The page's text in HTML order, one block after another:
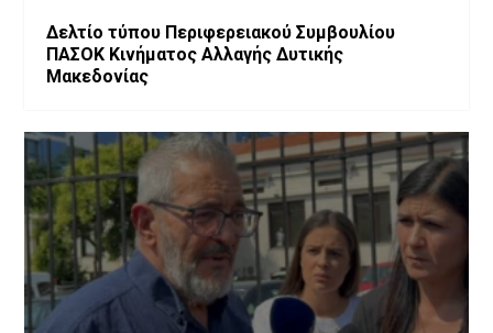
Δελτίο τύπου Περιφερειακού Συμβουλίου
ΠΑΣΟΚ Κινήματος Αλλαγής Δυτικής
Μακεδονίας